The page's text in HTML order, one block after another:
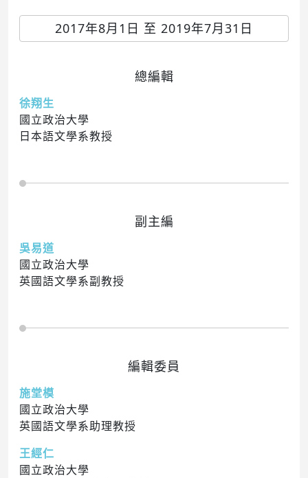
2017年8月1日 至 2019年7月31日
總編輯
徐翔生
國立政治大學
日本語文學系教授
副主編
吳易道
國立政治大學
英國語文學系副教授
編輯委員
施堂模
國立政治大學
英國語文學系助理教授
王經仁
國立政治大學